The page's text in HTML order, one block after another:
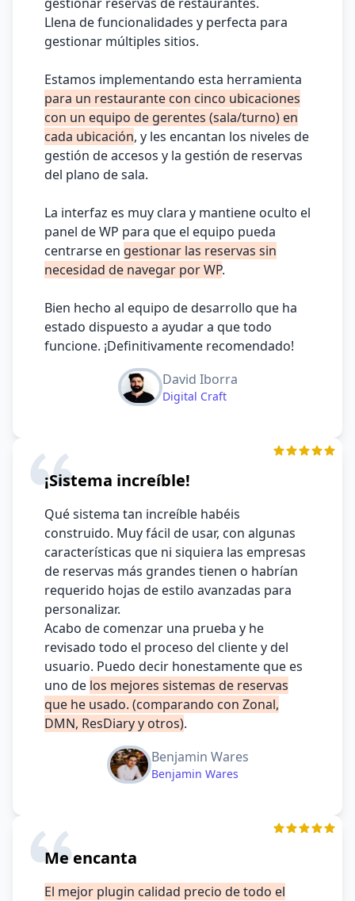
Llena de funcionalidades y perfecta para
gestionar múltiples sitios.
Estamos implementando esta herramienta
para un restaurante con cinco ubicaciones
con un equipo de gerentes (sala/turno) en
cada ubicación, y les encantan los niveles de
gestión de accesos y la gestión de reservas
del plano de sala.
La interfaz es muy clara y mantiene oculto el
panel de WP para que el equipo pueda
centrarse en gestionar las reservas sin
necesidad de navegar por WP.
Bien hecho al equipo de desarrollo que ha
estado dispuesto a ayudar a que todo
funcione. ¡Definitivamente recomendado!
David Iborra
Digital Craft
¡Sistema increíble!
Qué sistema tan increíble habéis
construido. Muy fácil de usar, con algunas
características que ni siquiera las empresas
de reservas más grandes tienen o habrían
requerido hojas de estilo avanzadas para
personalizar.
Acabo de comenzar una prueba y he
revisado todo el proceso del cliente y del
usuario. Puedo decir honestamente que es
uno de los mejores sistemas de reservas
que he usado. (comparando con Zonal,
DMN, ResDiary y otros).
Benjamin Wares
Benjamin Wares
Me encanta
El mejor plugin calidad precio de todo el